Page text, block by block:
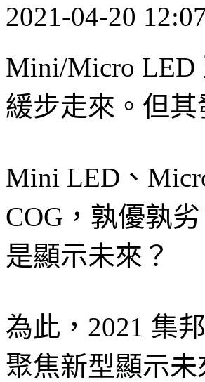
2021-04-20
Mini/Micro LED
緩步走來。但
Mini LED、
COG，孰優孰
是顯示未來？
為此，2021 集
聚焦新型顯示